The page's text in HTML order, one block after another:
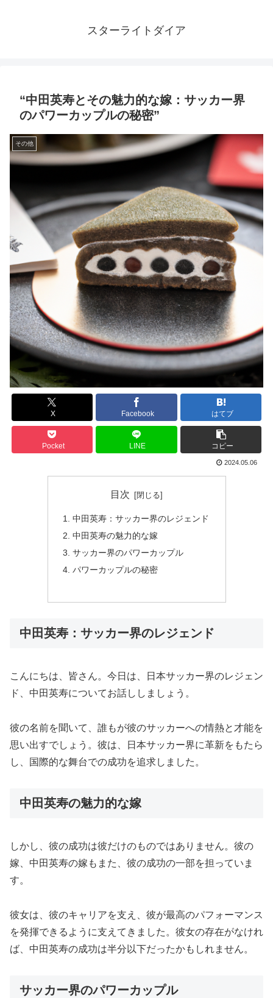
スターライトダイア
“中田英寿とその魅力的な嫁：サッカー界
のパワーカップルの秘密”
その他
X Facebook はてブ
Pocket LINE コピー
2024.05.06
目次
中田英寿：サッカー界のレジェンド
中田英寿の魅力的な嫁
サッカー界のパワーカップル
パワーカップルの秘密
中田英寿：サッカー界のレジェンド
こんにちは、皆さん。今日は、日本サッカー界のレジェン
ド、中田英寿についてお話ししましょう。
彼の名前を聞いて、誰もが彼のサッカーへの情熱と才能を
思い出すでしょう。彼は、日本サッカー界に革新をもたら
し、国際的な舞台での成功を追求しました。
中田英寿の魅力的な嫁
しかし、彼の成功は彼だけのものではありません。彼の
嫁、中田英寿の嫁もまた、彼の成功の一部を担っていま
す。
彼女は、彼のキャリアを支え、彼が最高のパフォーマンス
を発揮できるように支えてきました。彼女の存在がなけれ
ば、中田英寿の成功は半分以下だったかもしれません。
サッカー界のパワーカップル